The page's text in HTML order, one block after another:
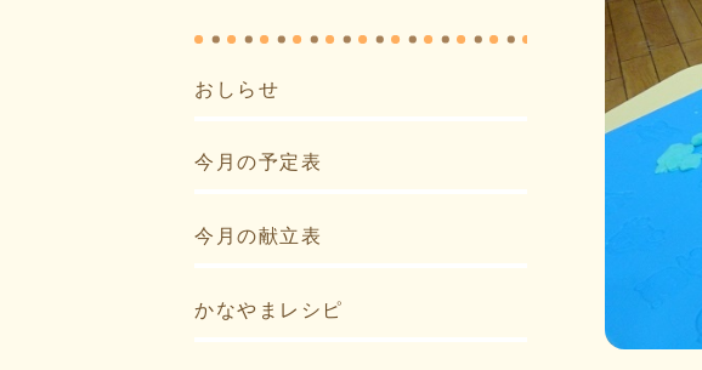
おしらせ
今月の予定表
今月の献立表
かなやまレシピ